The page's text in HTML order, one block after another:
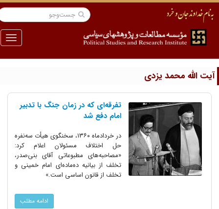
منو
الله محمد یزدی
تفرقه‌ای که در زمان جنگ با تدبیر
امام دفع شد
در خردادماه ۱۳۶۰، سخنگوی هیأت سه‌نفره
حل اختلاف مسئولان اعلام کرد:
«مصاحبه‌های مطبوعاتی آقای بنی‌صدر،
تخلف از بیانیه ده‌ماده‌ای امام خمینی و
تخلف از قانون اساسی است.»
ادامه مطلب